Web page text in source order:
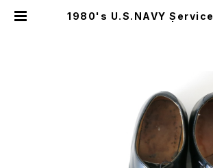
1980's U.S.NAVY Service